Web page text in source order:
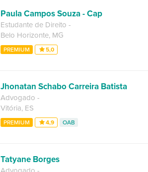
Paula Campos Souza - Cap
Estudante de Direito -
Belo Horizonte, MG
PREMIUM 5,0
Jhonatan Schabo Carreira Batista
Advogado -
Vitória, ES
PREMIUM 4,9 OAB
Tatyane Borges